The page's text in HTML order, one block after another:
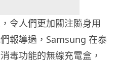
令人們更加關注隨身用
報導過，Samsung 在泰
毒功能的無線充電盒，